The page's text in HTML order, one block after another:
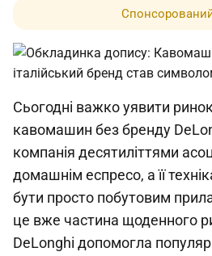
Сьогодні важко уявити
кавомашин без бренду
компанія десятиліттями
домашнім еспресо, а її
бути просто побутовим
це вже частина щоденного
DeLonghi допомогла